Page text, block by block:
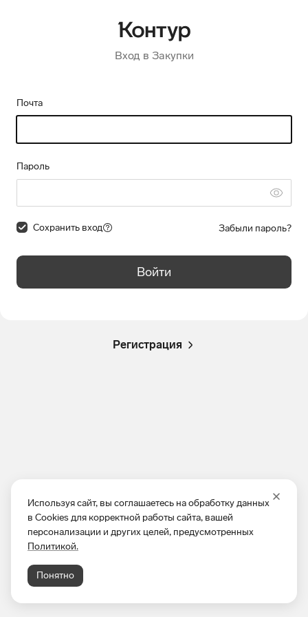
Используя сайт, вы соглашаетесь на обработку данных
в Cookies для корректной работы сайта, вашей
персонализации и других целей, предусмотренных
Политикой.
Понятно
Вход в Закупки
Почта
Пароль
Сохранить вход Забыли пароль?
Войти
Регистрация